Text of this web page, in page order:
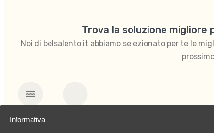
Trova la soluzione migliore
Noi di belsalento.it abbiamo selezionato per te le
Mare
Informativa